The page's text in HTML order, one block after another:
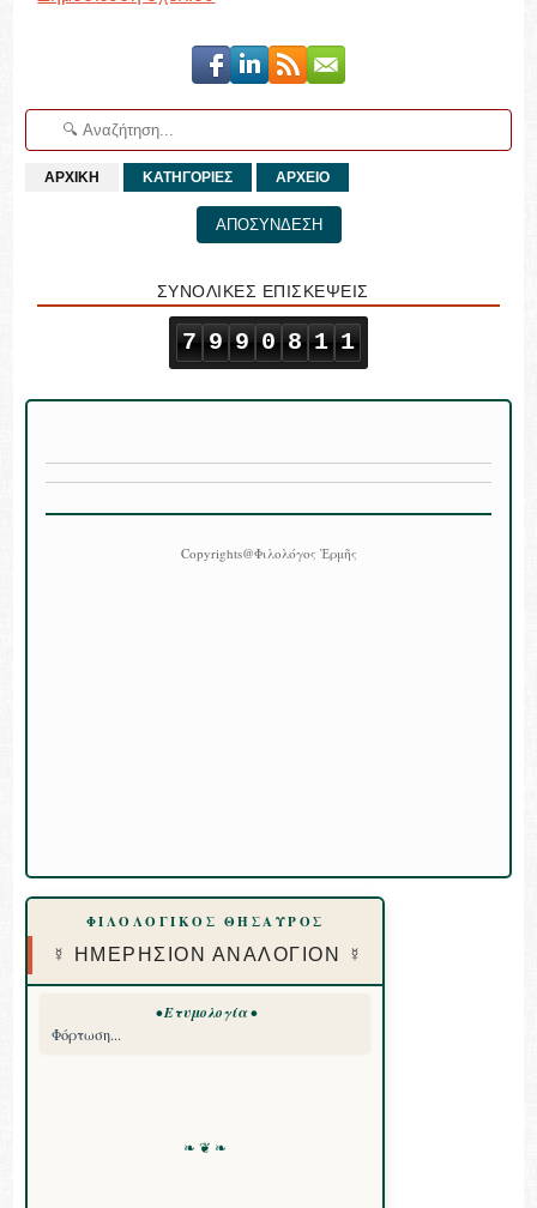
ΑΡΧΙΚΗ ΚΑΤΗΓΟΡΙΕΣ ΑΡΧΕΙΟ
ΑΠΟΣΥΝΔΕΣΗ
ΣΥΝΟΛΙΚΕΣ ΕΠΙΣΚΕΨΕΙΣ
7 9 9 0 8 1 1
Copyrights@Φιλολόγος Ἑρμῆς
ΦΙΛΟΛΟΓΙΚΟΣ ΘΗΣΑΥΡΟΣ
☿ ΗΜΕΡΗΣΙΟΝ ΑΝΑΛΟΓΙΟΝ ☿
• Ετυμολογία •
Φόρτωση...
❧ ❦ ❧